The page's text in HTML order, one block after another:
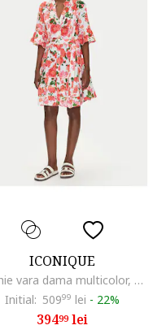
ICONIQUE
Rochie vara dama multicolor, fabricat din materiale usoare
Initial: 50999 lei - 22%
39499lei